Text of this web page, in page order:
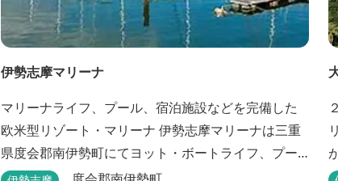
伊勢志摩マリーナ
マリーナライフ、プール、宿泊施設などを完備した
欧米型リゾート・マリーナ 伊勢志摩マリーナは三重
県度会郡南伊勢町にてヨット・ボートライフ、プー
ル、 宿泊施設などが完備した欧米型リゾート・マリ